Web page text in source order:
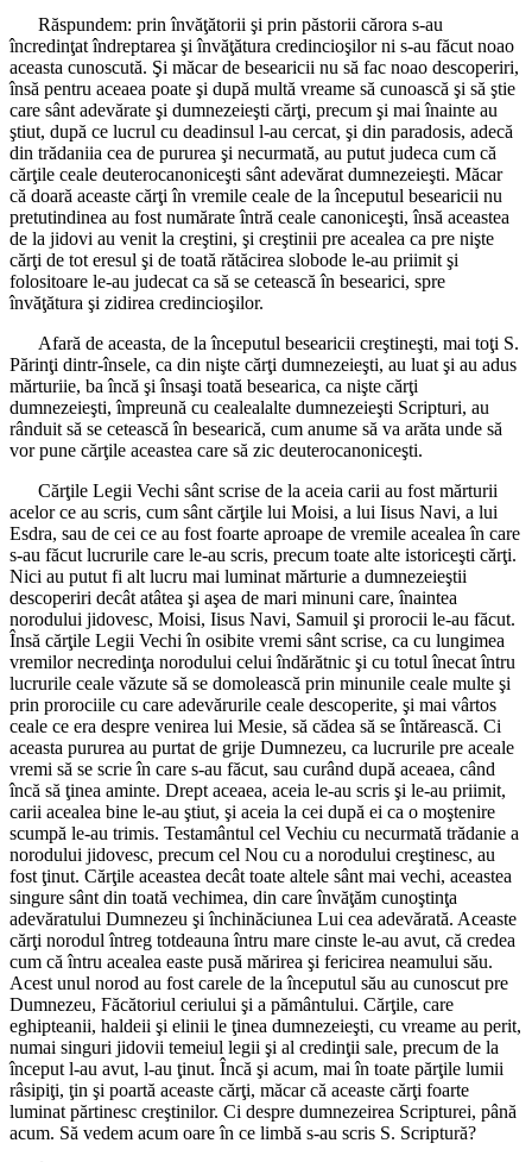
Răspundem: prin învăţătorii şi prin păstorii cărora s-au
încredinţat îndreptarea şi învăţătura credincioşilor ni s-au făcut noao
aceasta cunoscută. Şi măcar de besearicii nu să fac noao descoperiri,
însă pentru aceaea poate şi după multă vreame să cunoască şi să ştie
care sânt adevărate şi dumnezeieşti cărţi, precum şi mai înainte au
ştiut, după ce lucrul cu deadinsul l-au cercat, şi din paradosis, adecă
din trădaniia cea de pururea şi necurmată, au putut judeca cum că
cărţile ceale deuterocanoniceşti sânt adevărat dumnezeieşti. Măcar
că doară aceaste cărţi în vremile ceale de la începutul besearicii nu
pretutindinea au fost numărate întră ceale canoniceşti, însă aceastea
de la jidovi au venit la creştini, şi creştinii pre acealea ca pre nişte
cărţi de tot eresul şi de toată rătăcirea slobode le-au priimit şi
folositoare le-au judecat ca să se cetească în besearici, spre
învăţătura şi zidirea credincioşilor.
Afară de aceasta, de la începutul besearicii creştineşti, mai toţi S.
Părinţi dintr-însele, ca din nişte cărţi dumnezeieşti, au luat şi au adus
mărturiie, ba încă şi însaşi toată besearica, ca nişte cărţi
dumnezeieşti, împreună cu cealealalte dumnezeieşti Scripturi, au
rânduit să se cetească în besearică, cum anume să va arăta unde să
vor pune cărţile aceastea care să zic deuterocanoniceşti.
Cărţile Legii Vechi sânt scrise de la aceia carii au fost mărturii
acelor ce au scris, cum sânt cărţile lui Moisi, a lui Iisus Navi, a lui
Esdra, sau de cei ce au fost foarte aproape de vremile acealea în care
s-au făcut lucrurile care le-au scris, precum toate alte istoriceşti cărţi.
Nici au putut fi alt lucru mai luminat mărturie a dumnezeieştii
descoperiri decât atâtea şi aşea de mari minuni care, înaintea
norodului jidovesc, Moisi, Iisus Navi, Samuil şi prorocii le-au făcut.
Însă cărţile Legii Vechi în osibite vremi sânt scrise, ca cu lungimea
vremilor necredinţa norodului celui îndărătnic şi cu totul înecat întru
lucrurile ceale văzute să se domolească prin minunile ceale multe şi
prin prorociile cu care adevărurile ceale descoperite, şi mai vârtos
ceale ce era despre venirea lui Mesie, să cădea să se întărească. Ci
aceasta pururea au purtat de grije Dumnezeu, ca lucrurile pre aceale
vremi să se scrie în care s-au făcut, sau curând după aceaea, când
încă să ţinea aminte. Drept aceaea, aceia le-au scris şi le-au priimit,
carii acealea bine le-au ştiut, şi aceia la cei după ei ca o moştenire
scumpă le-au trimis. Testamântul cel Vechiu cu necurmată trădanie a
norodului jidovesc, precum cel Nou cu a norodului creştinesc, au
fost ţinut. Cărţile aceastea decât toate altele sânt mai vechi, aceastea
singure sânt din toată vechimea, din care învăţăm cunoştinţa
adevăratului Dumnezeu şi închinăciunea Lui cea adevărată. Aceaste
cărţi norodul întreg totdeauna întru mare cinste le-au avut, că credea
cum că întru acealea easte pusă mărirea şi fericirea neamului său.
Acest unul norod au fost carele de la începutul său au cunoscut pre
Dumnezeu, Făcătoriul ceriului şi a pământului. Cărţile, care
eghipteanii, haldeii şi elinii le ţinea dumnezeieşti, cu vreame au perit,
numai singuri jidovii temeiul legii şi al credinţii sale, precum de la
început l-au avut, l-au ţinut. Încă şi acum, mai în toate părţile lumii
râsipiţi, ţin şi poartă aceaste cărţi, măcar că aceaste cărţi foarte
luminat părtinesc creştinilor. Ci despre dumnezeirea Scripturei, până
acum. Să vedem acum oare în ce limbă s-au scris S. Scriptură?